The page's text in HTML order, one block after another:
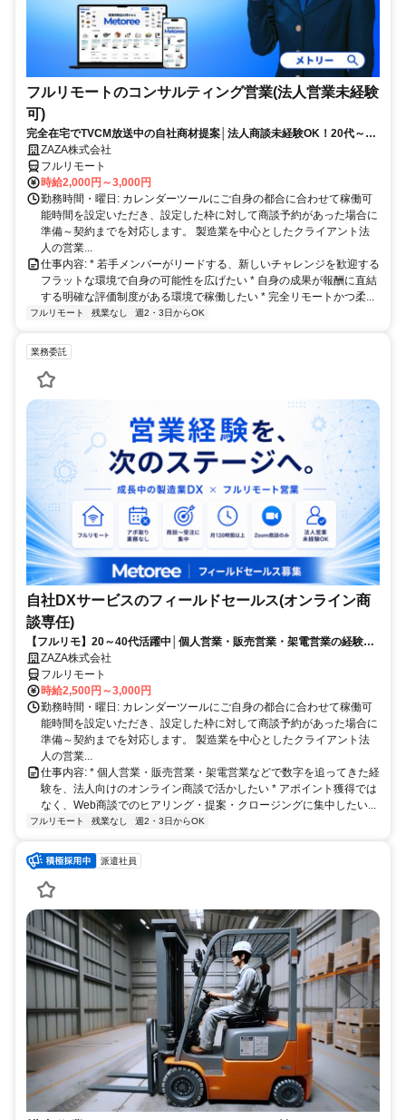
フルリモートのコンサルティング営業(法人営業未経験
可)
完全在宅でTVCM放送中の自社商材提案│法人商談未経験OK！20代～活
躍中◎顧客課題を解決する提案経験が積める環境
ZAZA株式会社
フルリモート
時給2,000円～3,000円
勤務時間・曜日: カレンダーツールにご自身の都合に合わせて稼働可
能時間を設定いただき、設定した枠に対して商談予約があった場合に
準備～契約までを対応します。 製造業を中心としたクライアント法
人の営業...
仕事内容: * 若手メンバーがリードする、新しいチャレンジを歓迎する
フラットな環境で自身の可能性を広げたい * 自身の成果が報酬に直結
する明確な評価制度がある環境で稼働したい * 完全リモートかつ柔...
フルリモート 残業なし 週2・3日からOK
業務委託
自社DXサービスのフィールドセールス(オンライン商
談専任)
【フルリモ】20～40代活躍中│個人営業・販売営業・架電営業の経験を
法人向け提案営業へステップアップ｜佐々木希さん出演！TVCM放送中
の自社プロダクトを提案
ZAZA株式会社
フルリモート
時給2,500円～3,000円
勤務時間・曜日: カレンダーツールにご自身の都合に合わせて稼働可
能時間を設定いただき、設定した枠に対して商談予約があった場合に
準備～契約までを対応します。 製造業を中心としたクライアント法
人の営業...
仕事内容: * 個人営業・販売営業・架電営業などで数字を追ってきた経
験を、法人向けのオンライン商談で活かしたい * アポイント獲得では
なく、Web商談でのヒアリング・提案・クロージングに集中したい...
フルリモート 残業なし 週2・3日からOK
派遣社員